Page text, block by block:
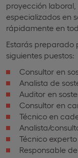
proyección
especializados en
rápidamente en
Estarás
siguientes puestos:
Consultor en
Analista de
Auditor en
Consultor en
Técnico en
Analista/
Técnico
Responsable